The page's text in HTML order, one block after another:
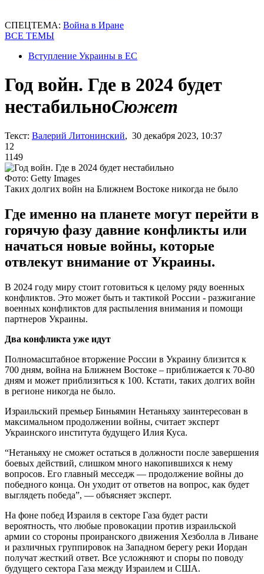
СПЕЦТЕМА: Война в Иране
ВСЕ ТЕМЫ
Вступление Украины в ЕС
Год войн. Где в 2024 будет
нестабильноСюжет
Текст: Валерий Литонинский, 30 декабря 2023, 10:37
12
1149
Фото: Getty Images
Таких долгих войн на Ближнем Востоке никогда не было
Где именно на планете могут перейти в
горячую фазу давние конфликты или
начаться новые войны, которые
отвлекут внимание от Украины.
В 2024 году миру стоит готовиться к целому ряду военных
конфликтов. Это может быть и тактикой России - разжигание
военных конфликтов для распыления внимания и помощи
партнеров Украины.
Два конфликта уже идут
Полномасштабное вторжение России в Украину близится к
700 дням, война на Ближнем Востоке – приближается к 70-80
дням и может приблизиться к 100. Кстати, таких долгих войн
в регионе никогда не было.
Израильский премьер Биньямин Нетаньяху заинтересован в
максимальном продолжении войны, считает эксперт
Украинского института будущего Илия Куса.
“Нетаньяху не сможет остаться в должности после завершения
боевых действий, слишком много накопившихся к нему
вопросов. Его главный месседж — продолжение войны до
победного конца. Он уходит от ответов на вопрос, как будет
выглядеть победа”, — объясняет эксперт.
На фоне побед Израиля в секторе Газа будет расти
вероятность, что любые провокации против израильской
армии со стороны проиранского движения Хезболла в Ливане
и различных группировок на Западном берегу реки Иордан
получат жесткий ответ. Все усложняют и споры по поводу
будущего сектора Газа между Израилем и США.